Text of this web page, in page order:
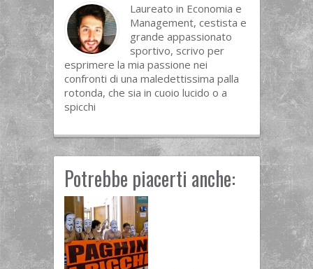
Laureato in Economia e
Management, cestista e
grande appassionato
sportivo, scrivo per
esprimere la mia passione nei
confronti di una maledettissima palla
rotonda, che sia in cuoio lucido o a
spicchi
Potrebbe piacerti anche: